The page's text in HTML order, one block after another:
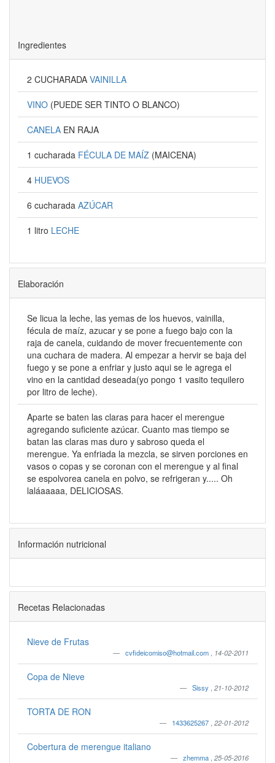
Ingredientes
2 CUCHARADA VAINILLA
VINO (PUEDE SER TINTO O BLANCO)
CANELA EN RAJA
1 cucharada FÉCULA DE MAÍZ (MAICENA)
4 HUEVOS
6 cucharada AZÚCAR
1 litro LECHE
Elaboración
Se licua la leche, las yemas de los huevos, vainilla,
fécula de maíz, azucar y se pone a fuego bajo con la
raja de canela, cuidando de mover frecuentemente con
una cuchara de madera. Al empezar a hervir se baja del
fuego y se pone a enfriar y justo aqui se le agrega el
vino en la cantidad deseada(yo pongo 1 vasito tequilero
por litro de leche).
Aparte se baten las claras para hacer el merengue
agregando suficiente azúcar. Cuanto mas tiempo se
batan las claras mas duro y sabroso queda el
merengue. Ya enfriada la mezcla, se sirven porciones en
vasos o copas y se coronan con el merengue y al final
se espolvorea canela en polvo, se refrigeran y..... Oh
laláaaaaa, DELICIOSAS.
Información nutricional
Recetas Relacionadas
Nieve de Frutas
cvfideicomiso@hotmail.com 14-02-2011
Copa de Nieve
Sissy 21-10-2012
TORTA DE RON
1433625267 22-01-2012
Cobertura de merengue italiano
zhemma 25-05-2016